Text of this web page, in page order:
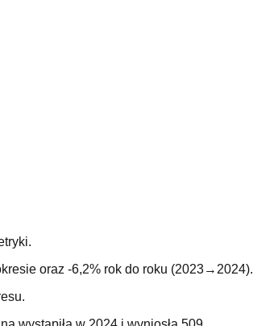
oraz -6,2% rok do roku (2023→2024).